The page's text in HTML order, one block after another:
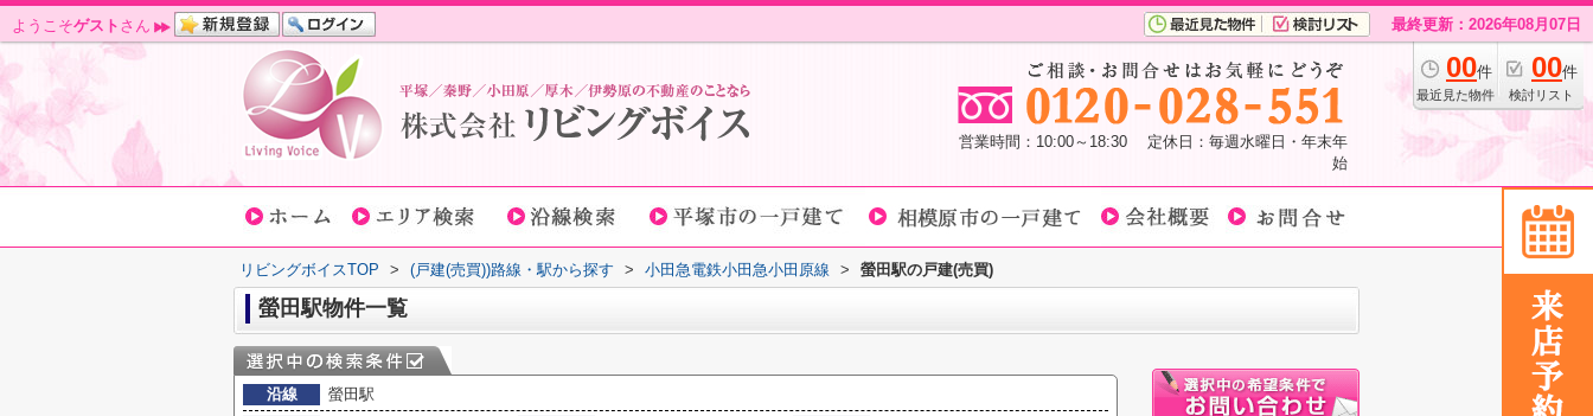
ようこそゲスト さん 最終更新：2026年08月07日
00件
最近見た物件
00件
検討リスト
営業時間：10:00～18:30 定休日：毎週水曜日・年末年
始
リビングボイスTOP > (戸建(売買))路線・駅から探す > 小田急電鉄小田急小田原線 > 螢田駅の戸建(売買)
螢田駅物件一覧
沿線
螢田駅